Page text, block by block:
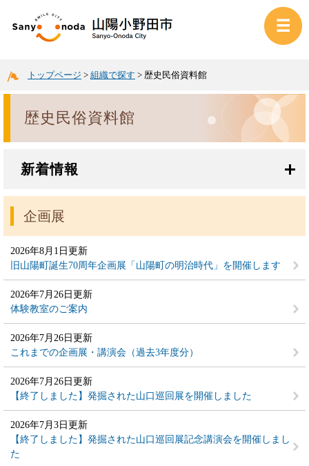
トップページ > 組織で探す > 歴史民俗資料館
歴史民俗資料館
新着情報
企画展
2026年8月1日更新
旧山陽町誕生70周年企画展「山陽町の明治時代」を開催します
2026年7月26日更新
体験教室のご案内
2026年7月26日更新
これまでの企画展・講演会（過去3年度分）
2026年7月26日更新
【終了しました】発掘された山口巡回展を開催しました
2026年7月3日更新
【終了しました】発掘された山口巡回展記念講演会を開催しまし
た